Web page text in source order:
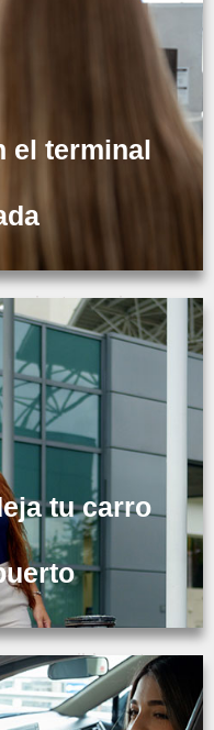
el terminal
minutos y sin
tu carro
recibimos tu